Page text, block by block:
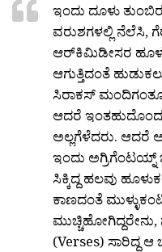
ಇಂದು ದೂಳು
ವರುಶಗಳಲ್ಲಿ ನೆಲೆಸಿ,
ಆರ‍್‌ಕಿಮಿಡೀಸರ
ಆಗುತ್ತಿದಂತೆ
ಸಿರಾಕಸ್
ಆದರೆ
ಅಲ್ಲಗೆಳೆದರು. ಆದರೆ
ಇಂದು ಅಗ್ರಿಗೆಂಟಯ್ನ್
ಸಿಕ್ಕಿದ್ದ ಹಲವು
ಕಾಣದಂತೆ
(Verses) ಸಾರಿದ್ದ